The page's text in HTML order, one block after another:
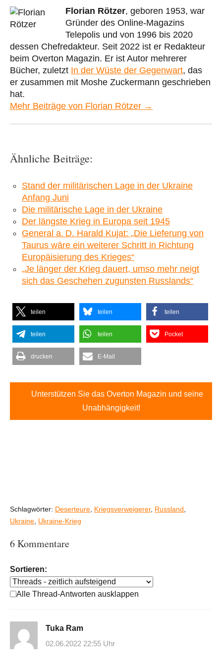
Florian Rötzer, geboren 1953, war
Gründer des Online-Magazins
Telepolis und von 1996 bis 2020
dessen Chefredakteur. Seit 2022 ist er Redakteur
beim Overton Magazin. Er ist Autor mehrerer
Bücher, zuletzt In der Wüste der Gegenwart, das
er zusammen mit Moshe Zuckermann geschrieben
hat.
Mehr Beiträge von Florian Rötzer →
Ähnliche Beiträge:
Stand der militärischen Lage in der Ukraine
Anfang Juni
Die militärische Lage in der Ukraine
Der längste Krieg in Europa seit 1945
General a. D. Harald Kujat: „Die Lieferung von
Taurus wäre ein weiterer Schritt in Richtung
Europäisierung des Krieges“
„Je länger der Krieg dauert, umso mehr neigt
sich das Geschehen zugunsten Russlands“
teilen teilen teilen
teilen teilen Pocket
drucken E-Mail
Unterstützen Sie das Overton Magazin und seine
Unabhängigkeit!
Schlagwörter: Deserteure Kriegsverweigerer, Russland
Ukraine Ukraine-Krieg
6 Kommentare
Sortieren:
Alle Thread-Antworten ausklappen
Tuka Ram
02.06.2022 22:55 Uhr